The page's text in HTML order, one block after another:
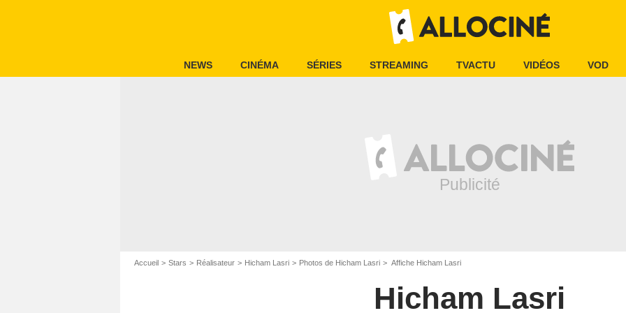
NEWS CINÉMA SÉRIES STREAMING TVACTU VIDÉOS VOD
Accueil Stars Réalisateur Hicham Lasri Photos de Hicham Lasri Affiche Hicham Lasri
Hicham Lasri